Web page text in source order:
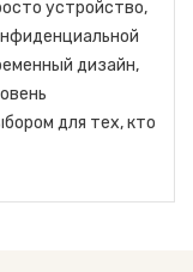
устройство,
дизайн,
для тех, кто